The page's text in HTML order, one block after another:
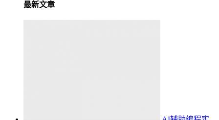
最新文章